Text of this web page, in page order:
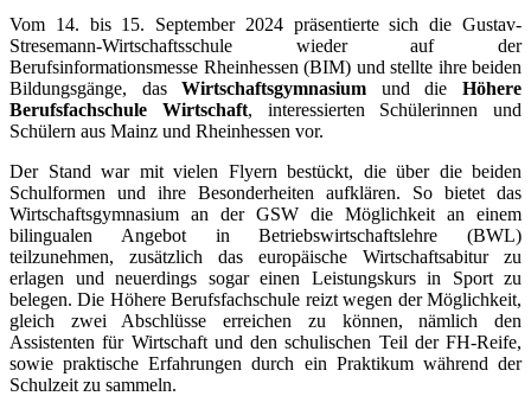
Vom 14. bis 15. September 2024 präsentierte sich die Gustav-
Stresemann-Wirtschaftsschule wieder auf der
Berufsinformationsmesse Rheinhessen (BIM) und stellte ihre beiden
Bildungsgänge, dasWirtschaftsgymnasium und dieHöhere
Berufsfachschule Wirtschaft, interessierten Schülerinnen und
Schülern aus Mainz und Rheinhessen vor.
Der Stand war mit vielen Flyern bestückt, die über die beiden
Schulformen und ihre Besonderheiten aufklären. So bietet das
Wirtschaftsgymnasium an der GSW die Möglichkeit an einem
bilingualen Angebot in Betriebswirtschaftslehre (BWL)
teilzunehmen, zusätzlich das europäische Wirtschaftsabitur zu
erlagen und neuerdings sogar einen Leistungskurs in Sport zu
belegen. Die Höhere Berufsfachschule reizt wegen der Möglichkeit,
gleich zwei Abschlüsse erreichen zu können, nämlich den
Assistenten für Wirtschaft und den schulischen Teil der FH-Reife,
sowie praktische Erfahrungen durch ein Praktikum während der
Schulzeit zu sammeln.